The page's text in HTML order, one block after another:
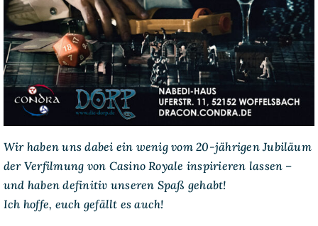
Wir haben uns dabei ein wenig vom 20-jährigen Jubiläum
der Verfilmung von Casino Royale inspirieren lassen –
und haben definitiv unseren Spaß gehabt!
Ich hoffe, euch gefällt es auch!